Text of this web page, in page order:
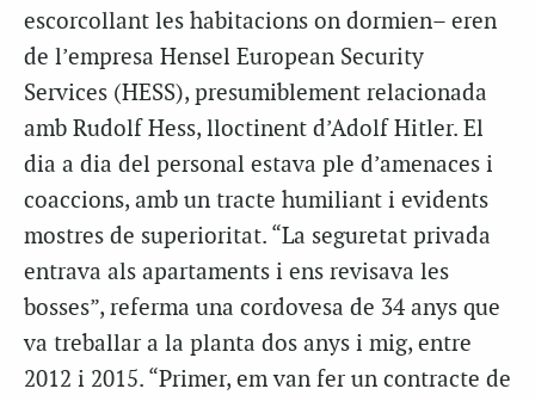
escorcollant les habitacions on dormien– eren
de l’empresa Hensel European Security
Services (HESS), presumiblement relacionada
amb Rudolf Hess, lloctinent d’Adolf Hitler. El
dia a dia del personal estava ple d’amenaces i
coaccions, amb un tracte humiliant i evidents
mostres de superioritat. “La seguretat privada
entrava als apartaments i ens revisava les
bosses”, referma una cordovesa de 34 anys que
va treballar a la planta dos anys i mig, entre
2012 i 2015. “Primer, em van fer un contracte de